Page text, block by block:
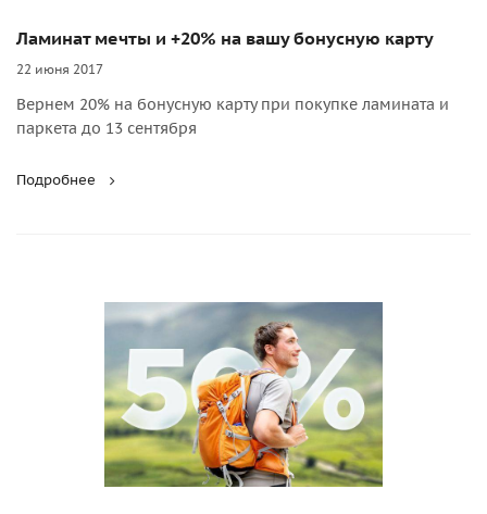
Ламинат мечты и +20% на вашу бонусную карту
22 июня 2017
Вернем 20% на бонусную карту при покупке ламината и
паркета до 13 сентября
Подробнее